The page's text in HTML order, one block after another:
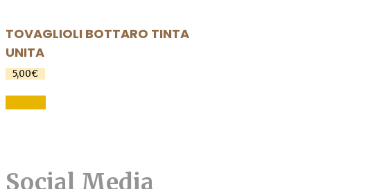
TOVAGLIOLI BOTTARO TINTA
UNITA
5,00€
Questo
prodotto
Le
Social Media